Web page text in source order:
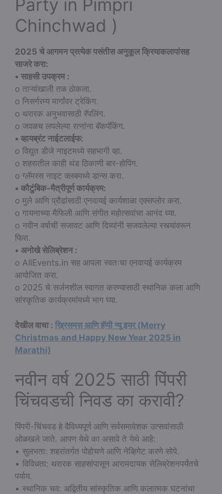
Party in Pimpri
Chinchwad )
2025 चे आगमन प्रत्येक पसंतीस अनुकूल क्रियाकलापांसह
साजरे करा:
• साहसी उपक्रम :
o ताऱ्यांखाली तळ ठोकला.
o निसर्गरम्य मार्गांवर ट्रेकिंग.
o थरारक अनुभवासाठी रॅपलिंग.
o जवळच लपलेल्या रत्नांना बॅकपॅकिंग.
• व्हायब्रंट नाईटलाईफ:
o विद्युत डीजे नाइटमध्ये सहभागी व्हा.
o शहरातील काही थंड ठिकाणी बार-होपिंग.
o ग्लॅमरस नाइट क्लबमध्ये डान्स करा.
• कौटुंबिक-मैत्रीपूर्ण कार्यक्रम:
o मुले आणि प्रौढांसाठी एनवायई कार्यशाळा एक्सप्लोर करा.
o गायनाच्या मैफिली आणि संगीत महोत्सवांचा आनंद घ्या.
o नवीन वर्षाची सजावट आणि दिव्यांनी सजवलेल्या रस्त्यांवरून
फिरा.
• अनोखे सेलिब्रेशन :
o AllEvents.in सह आपला स्वतःचा एनवायई कार्यक्रम
आयोजित करा.
o 2025 चे सर्जनशील स्वागत करण्यासाठी स्थानिक कला आणि
सांस्कृतिक कार्यक्रमांमध्ये भाग घ्या.
देखील वाचा : ख्रिसमस आणि हॅप्पी न्यू इयर (Merry
Christmas and Happy New Year 2025 in
Marathi)
नवीन वर्ष 2025 साठी पिंपरी
चिंचवडची निवड का करावी?
पिंपरी-चिंचवड हे वैविध्यपूर्ण आणि सर्वसमावेशक उत्सवांसाठी
ओळखले जाते. आपण येथे का असावे ते येथे आहे:
• सुलभता: शहरांतर्गत पोहोचणे आणि नेव्हिगेट करणे सोपे.
• विविधता: थरारक साहसांपासून आरामदायक सेलिब्रेशनपर्यंतचे
पर्याय.
• स्थानिक चव: अद्वितीय सांस्कृतिक आणि कलात्मक घटनांचा